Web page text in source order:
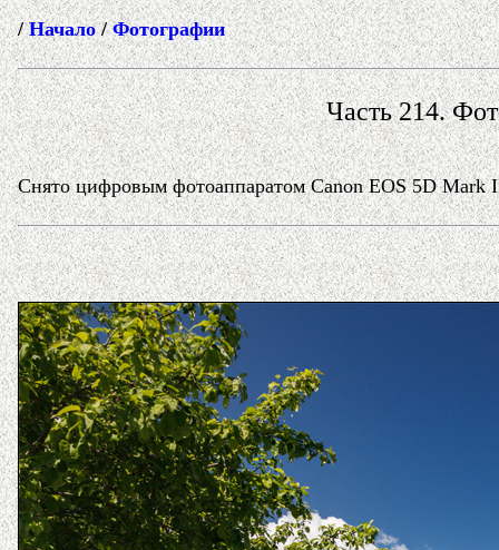
/Начало/Фотографии
Часть 214.
Снято цифровым фотоаппаратом Canon EOS 5D Mark